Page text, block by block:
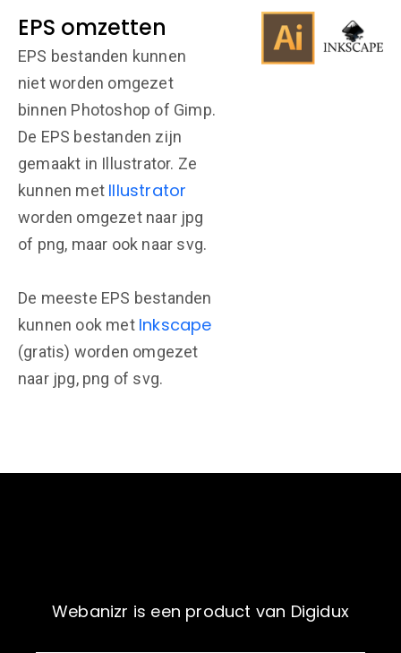
EPS omzetten
EPS bestanden kunnen
niet worden omgezet
binnen Photoshop of Gimp.
De EPS bestanden zijn
gemaakt in Illustrator. Ze
kunnen met Illustrator
worden omgezet naar jpg
of png, maar ook naar svg.
De meeste EPS bestanden
kunnen ook met Inkscape
(gratis) worden omgezet
naar jpg, png of svg.
Webanizr is een product van Digidux